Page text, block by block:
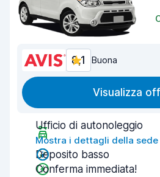
8,1 Buona
Visualizza
Ufficio di autonoleggio
Mostra i dettagli della sede
Deposito basso
Conferma immediata!